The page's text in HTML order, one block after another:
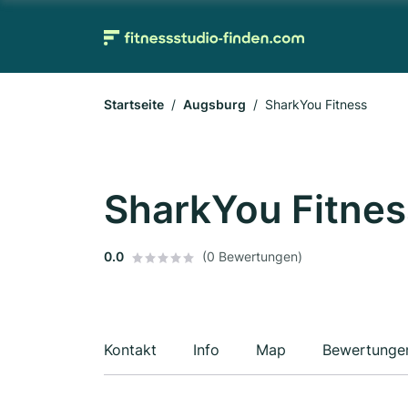
Startseite Augsburg SharkYou Fitness
SharkYou
0.0 (0 Bewertungen)
Kontakt Info Map